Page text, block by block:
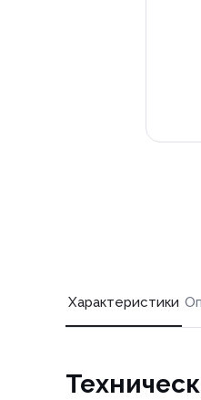
Характеристики